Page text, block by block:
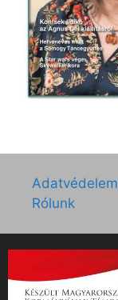
Adatvédelem
Rólunk